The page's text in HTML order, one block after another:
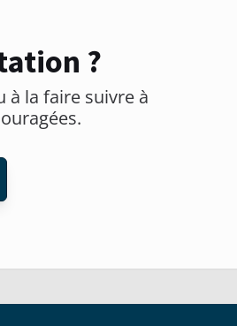
?
à la faire suivre à